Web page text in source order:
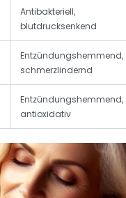
Antibakteriell,
blutdrucksenkend
Entzündungshemmend,
schmerzlindernd
Entzündungshemmend,
antioxidativ